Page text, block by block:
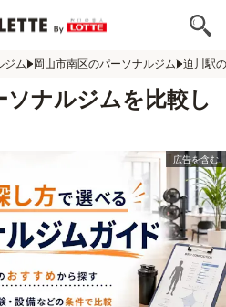
ジム 岡山市南区のパーソナルジム 迫川駅
ソナルジムを比較し